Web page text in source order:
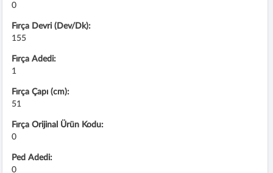
0
Fırça Devri (Dev/Dk):
155
Fırça Adedi:
1
Fırça Çapı (cm):
51
Fırça Orijinal Ürün Kodu:
0
Ped Adedi:
0